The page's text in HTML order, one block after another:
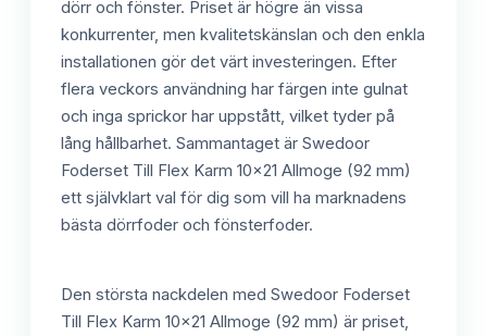
dörr och fönster. Priset är högre än vissa
konkurrenter, men kvalitetskänslan och den enkla
installationen gör det värt investeringen. Efter
flera veckors användning har färgen inte gulnat
och inga sprickor har uppstått, vilket tyder på
lång hållbarhet. Sammantaget är Swedoor
Foderset Till Flex Karm 10x21 Allmoge (92 mm)
ett självklart val för dig som vill ha marknadens
bästa dörrfoder och fönsterfoder.
Den största nackdelen med Swedoor Foderset
Till Flex Karm 10x21 Allmoge (92 mm) är priset,